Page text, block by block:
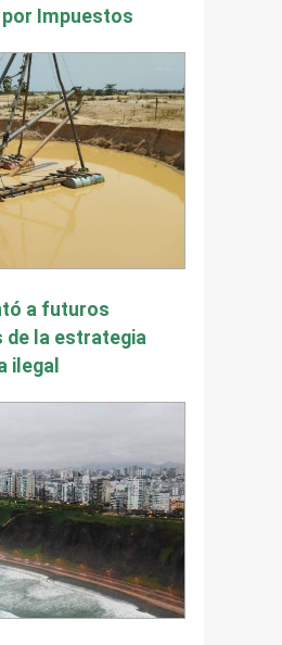
Impuestos
a futuros
de la estrategia
ilegal